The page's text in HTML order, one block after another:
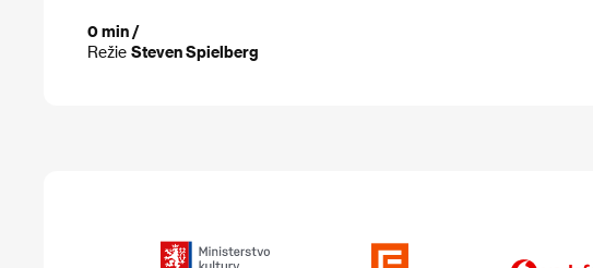
0 min /
Režie Steven Spielberg